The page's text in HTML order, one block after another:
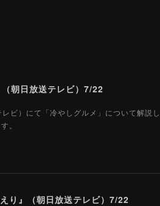
朝日放送テレビ）7/22
レビ）にて「冷やしグルメ」について解
。
り』（朝日放送テレビ）7/22